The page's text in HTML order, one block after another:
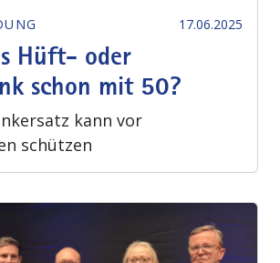
17.06.2025
Hüft- oder
schon mit 50?
kann vor
schützen